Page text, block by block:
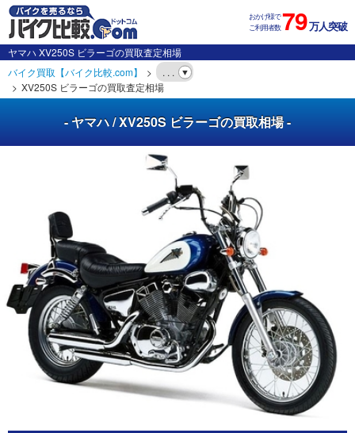
おかげ様で
ご利用者数79万人突破
ヤマハ XV250S ビラーゴの買取査定相場
バイク買取【バイク比較.com】
. . .
XV250S ビラーゴの買取査定相場
- ヤマハ / XV250S ビラーゴの買取相場 -